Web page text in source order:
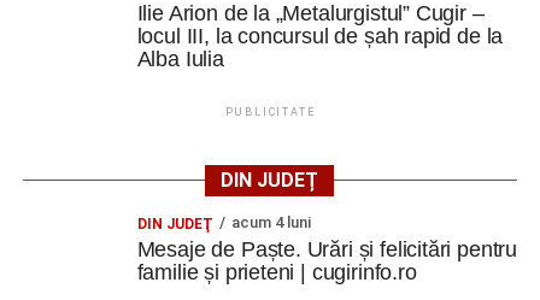
Ilie Arion de la „Metalurgistul” Cugir –
locul III, la concursul de șah rapid de la
Alba Iulia
PUBLICITATE
DIN JUDEȚ
DIN JUDEŢ acum 4 luni
Mesaje de Paște. Urări și felicitări pentru
familie și prieteni | cugirinfo.ro